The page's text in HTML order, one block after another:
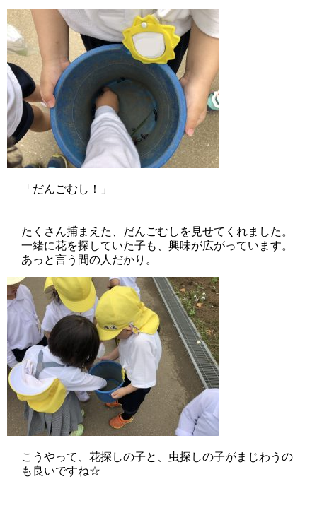
「だんごむし！」
たくさん捕まえた、だんごむしを見せてくれました。
一緒に花を探していた子も、興味が広がっています。
あっと言う間の人だかり。
こうやって、花探しの子と、虫探しの子がまじわうの
も良いですね☆